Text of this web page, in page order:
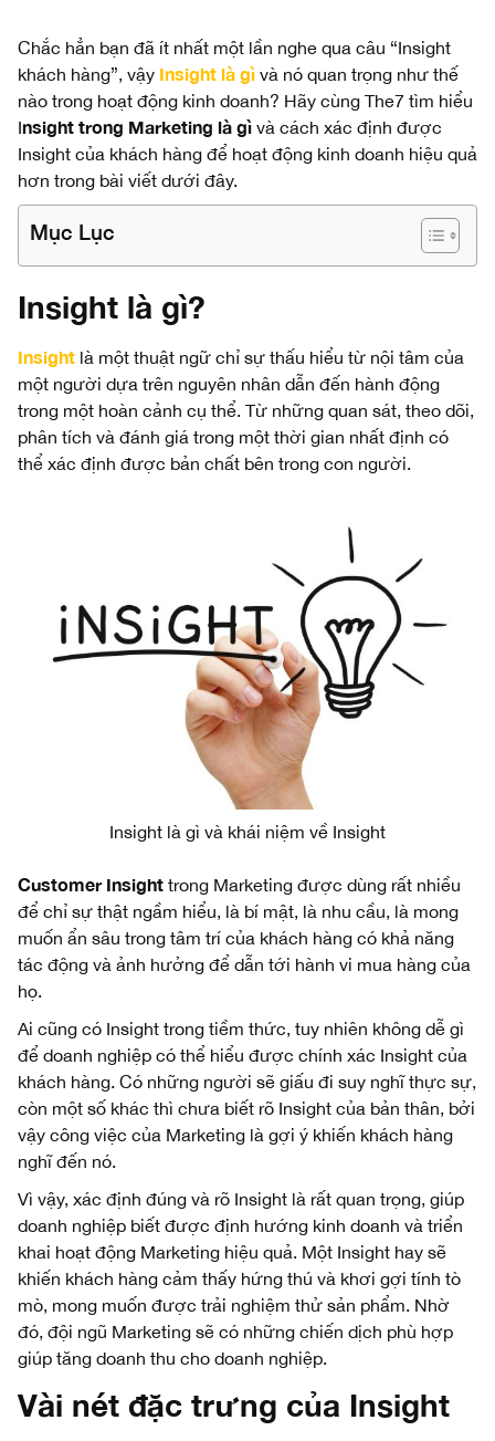
Chắc hẳn bạn đã ít nhất một lần nghe qua câu “Insight
khách hàng”, vậy Insight là gì và nó quan trọng như thế
nào trong hoạt động kinh doanh? Hãy cùng The7 tìm hiểu
Insight trong Marketing là gì và cách xác định được
Insight của khách hàng để hoạt động kinh doanh hiệu quả
hơn trong bài viết dưới đây.
Mục Lục
Insight là gì?
Insight là một thuật ngữ chỉ sự thấu hiểu từ nội tâm của
một người dựa trên nguyên nhân dẫn đến hành động
trong một hoàn cảnh cụ thể. Từ những quan sát, theo dõi,
phân tích và đánh giá trong một thời gian nhất định có
thể xác định được bản chất bên trong con người.
Insight là gì và khái niệm về Insight
Customer Insight trong Marketing được dùng rất nhiều
để chỉ sự thật ngầm hiểu, là bí mật, là nhu cầu, là mong
muốn ẩn sâu trong tâm trí của khách hàng có khả năng
tác động và ảnh hưởng để dẫn tới hành vi mua hàng của
họ.
Ai cũng có Insight trong tiềm thức, tuy nhiên không dễ gì
để doanh nghiệp có thể hiểu được chính xác Insight của
khách hàng. Có những người sẽ giấu đi suy nghĩ thực sự,
còn một số khác thì chưa biết rõ Insight của bản thân, bởi
vậy công việc của Marketing là gợi ý khiến khách hàng
nghĩ đến nó.
Vì vậy, xác định đúng và rõ Insight là rất quan trọng, giúp
doanh nghiệp biết được định hướng kinh doanh và triển
khai hoạt động Marketing hiệu quả. Một Insight hay sẽ
khiến khách hàng cảm thấy hứng thú và khơi gợi tính tò
mò, mong muốn được trải nghiệm thử sản phẩm. Nhờ
đó, đội ngũ Marketing sẽ có những chiến dịch phù hợp
giúp tăng doanh thu cho doanh nghiệp.
Vài nét đặc trưng của Insight